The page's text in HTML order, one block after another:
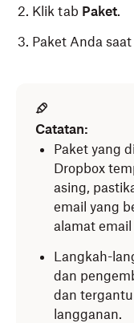
Klik tab Paket.
Paket Anda
Catatan:
Paket yang
Dropbox
asing,
email yang
alamat
Langkah-
dan
dan
langganan.